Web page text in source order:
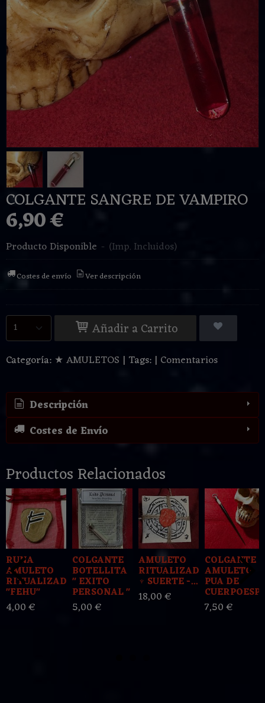
COLGANTE SANGRE DE VAMPIRO
6,90 €
Producto Disponible - (Imp. Incluidos)
Costes de envío Ver descripción
Añadir a Carrito
Categoría: ★ AMULETOS | Tags: | Comentarios
Descripción
Costes de Envío
Productos Relacionados
RUNA
AMULETO
RITUALIZADO
"FEHU"
4,00 €
COLGANTE
BOTELLITA
" EXITO
PERSONAL "
5,00 €
AMULETO
RITUALIZADO
♆ SUERTE -...
18,00 €
COLGANTE
AMULETO
PUA DE
7,50 €